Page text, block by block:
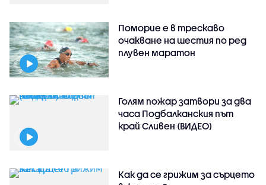
Поморие е в трескаво
очакване на шестия по ред
плувен маратон
Голям пожар затвори за два
часа Подбалканския път
край Сливен (ВИДЕО)
Как да се грижим за сърцето